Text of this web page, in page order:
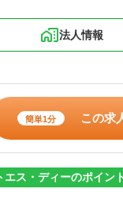
法人情報
簡単1分 この求
ス・ディーのポイン